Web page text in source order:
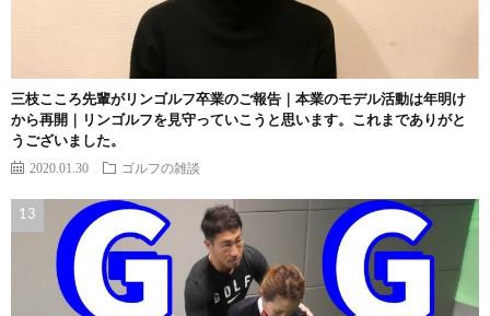
三枝こころ先輩がリンゴルフ卒業のご報告｜本業のモデル活動は年明け
から再開｜リンゴルフを見守っていこうと思います。これまでありがと
うございました。
2020.01.30 ゴルフの雑談